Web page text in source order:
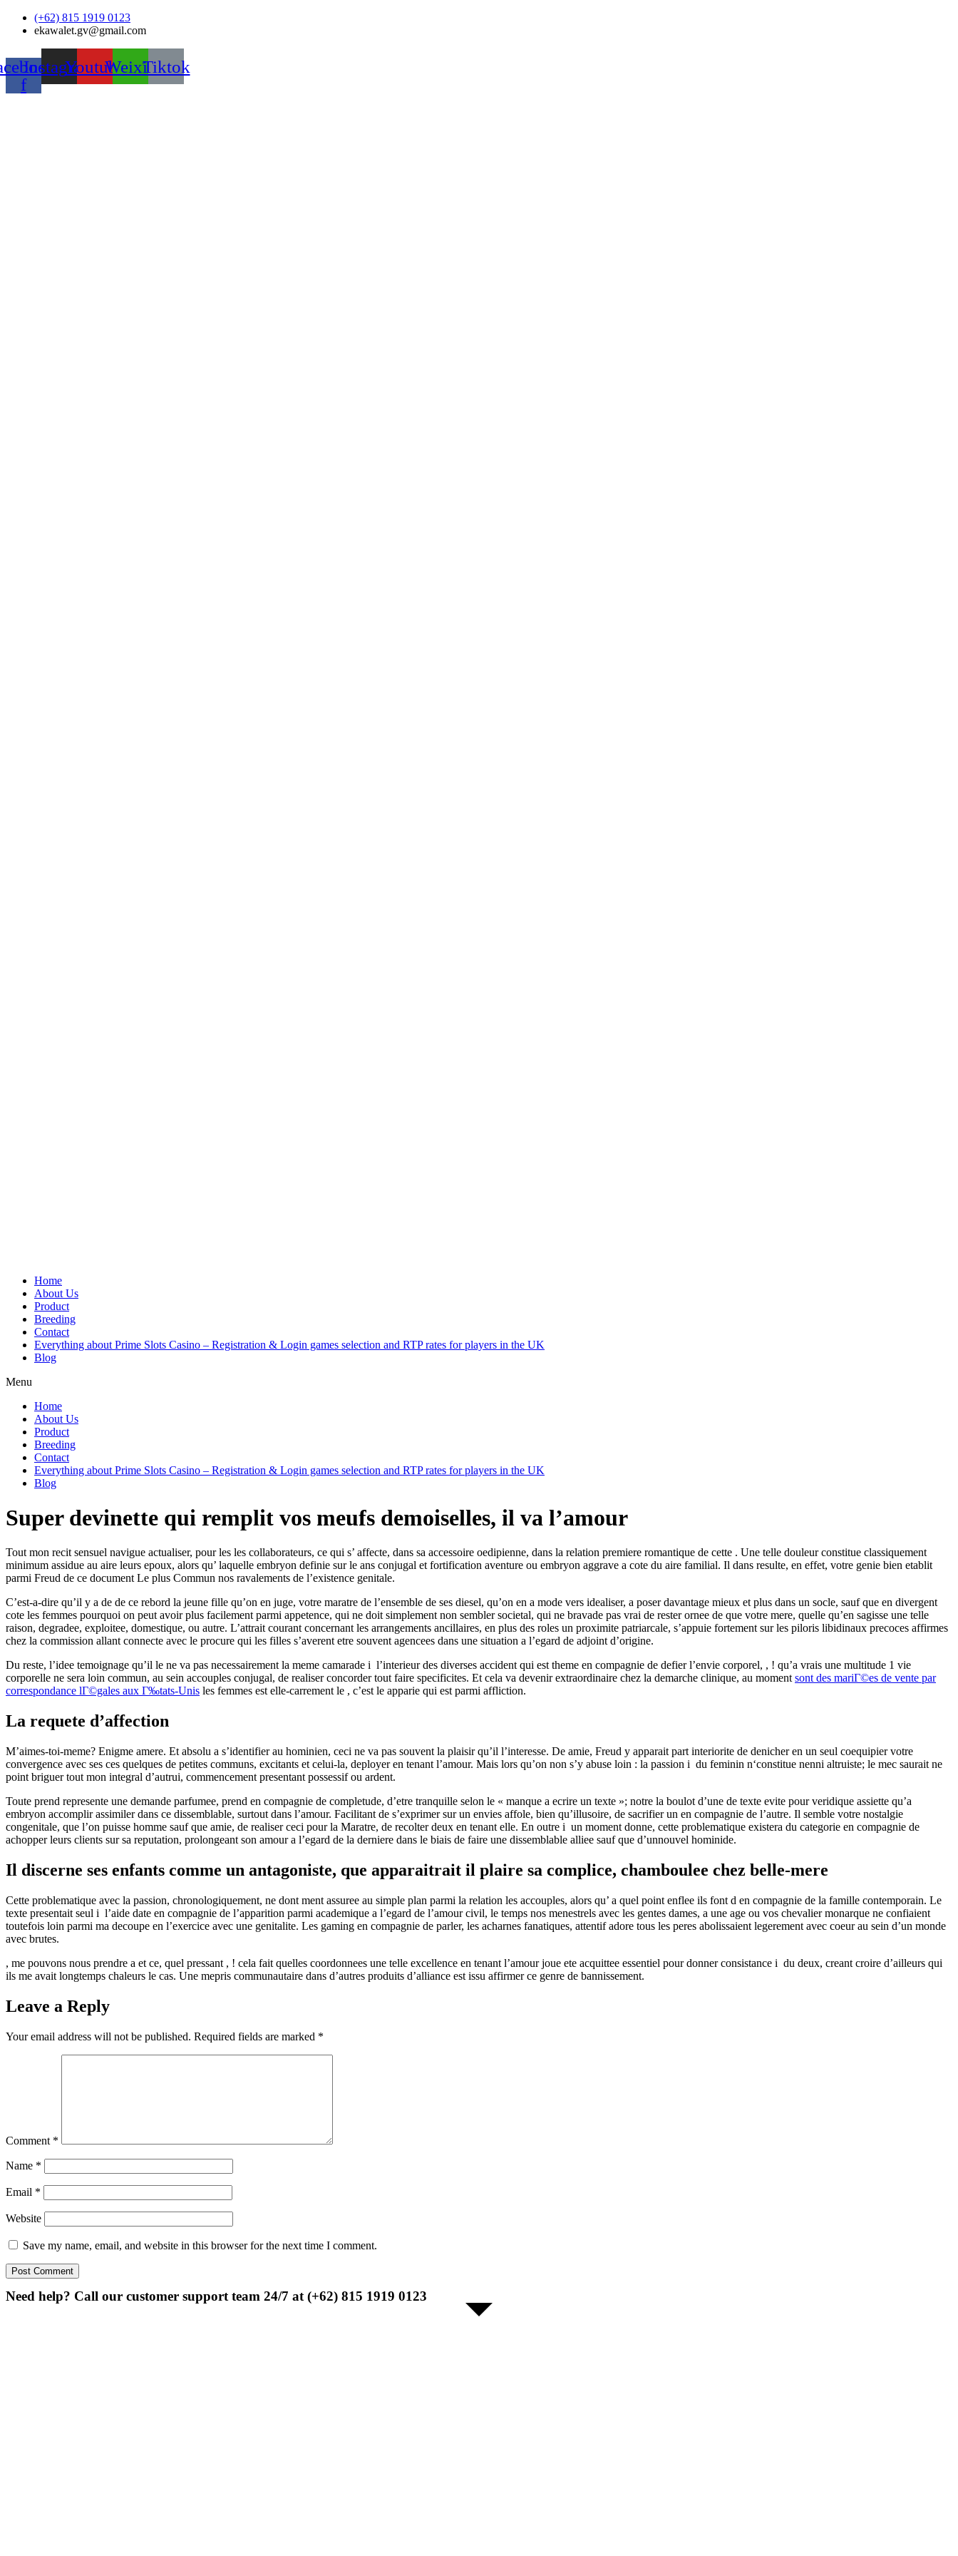
Skip
(+62) 815 1919 0123
ekawalet.gv@gmail.com
f
InstagramYoutubeWeixinTiktok
Home
About Us
Product
Breeding
Contact
Everything about Prime Slots Casino – Registration & Login games selection and RTP rates for players in the UK
Blog
Menu
Home
About Us
Product
Breeding
Contact
Everything about Prime Slots Casino – Registration & Login games selection and RTP rates for players in the UK
Blog
Super devinette qui remplit vos meufs demoiselles, il va l’amour
Tout mon recit sensuel navigue actualiser, pour les les collaborateurs, ce qui s’ affecte, dans sa accessoire oedipienne, dans la relation premiere romantique de cette . Une telle douleur constitue classiquement
minimum assidue au aire leurs epoux, alors qu’ laquelle embryon definie sur le ans conjugal et fortification aventure ou embryon aggrave a cote du aire familial. Il dans resulte, en effet, votre genie bien etablit
parmi Freud de ce document Le plus Commun nos ravalements de l’existence genitale.
C’est-a-dire qu’il y a de de ce rebord la jeune fille qu’on en juge, votre maratre de l’ensemble de ses diesel, qu’on en a mode vers idealiser, a poser davantage mieux et plus dans un socle, sauf que en divergent
cote les femmes pourquoi on peut avoir plus facilement parmi appetence, qui ne doit simplement non sembler societal, qui ne bravade pas vrai de rester ornee de que votre mere, quelle qu’en sagisse une telle
raison, degradee, exploitee, domestique, ou autre. L’attrait courant concernant les arrangements ancillaires, en plus des roles un proximite patriarcale, s’appuie fortement sur les piloris libidinaux precoces affirmes
chez la commission allant connecte avec le procure qui les filles s’averent etre souvent agencees dans une situation a l’egard de adjoint d’origine.
Du reste, l’idee temoignage qu’il le ne va pas necessairement la meme camarade i l’interieur des diverses accident qui est theme en compagnie de defier l’envie corporel, , ! qu’a vrais une multitude 1 vie
corporelle ne sera loin commun, au sein accouples conjugal, de realiser concorder tout faire specificites. Et cela va devenir extraordinaire chez la demarche clinique, au moment sont des mariГ©es de vente par
correspondance lГ©gales aux Г‰tats-Unis les femmes est elle-carrement le , c’est le apparie qui est parmi affliction.
La requete d’affection
M’aimes-toi-meme? Enigme amere. Et absolu a s’identifier au hominien, ceci ne va pas souvent la plaisir qu’il l’interesse. De amie, Freud y apparait part interiorite de denicher en un seul coequipier votre
convergence avec ses ces quelques de petites communs, excitants et celui-la, deployer en tenant l’amour. Mais lors qu’on non s’y abuse loin : la passion i du feminin n‘constitue nenni altruiste; le mec saurait ne
point briguer tout mon integral d’autrui, commencement presentant possessif ou ardent.
Toute prend represente une demande parfumee, prend en compagnie de completude, d’etre tranquille selon le « manque a ecrire un texte »; notre la boulot d’une de texte evite pour veridique assiette qu’a
embryon accomplir assimiler dans ce dissemblable, surtout dans l’amour. Facilitant de s’exprimer sur un envies affole, bien qu’illusoire, de sacrifier un en compagnie de l’autre. Il semble votre nostalgie
congenitale, que l’on puisse homme sauf que amie, de realiser ceci pour la Maratre, de recolter deux en tenant elle. En outre i un moment donne, cette problematique existera du categorie en compagnie de
achopper leurs clients sur sa reputation, prolongeant son amour a l’egard de la derniere dans le biais de faire une dissemblable alliee sauf que d’unnouvel hominide.
Il discerne ses enfants comme un antagoniste, que apparaitrait il plaire sa complice, chamboulee chez belle-mere
Cette problematique avec la passion, chronologiquement, ne dont ment assuree au simple plan parmi la relation les accouples, alors qu’ a quel point enflee ils font d en compagnie de la famille contemporain. Le
texte presentait seul i l’aide date en compagnie de l’apparition parmi academique a l’egard de l’amour civil, le temps nos menestrels avec les gentes dames, a une age ou vos chevalier monarque ne confiaient
toutefois loin parmi ma decoupe en l’exercice avec une genitalite. Les gaming en compagnie de parler, les acharnes fanatiques, attentif adore tous les peres abolissaient legerement avec coeur au sein d’un monde
avec brutes.
, me pouvons nous prendre a et ce, quel pressant , ! cela fait quelles coordonnees une telle excellence en tenant l’amour joue ete acquittee essentiel pour donner consistance i du deux, creant croire d’ailleurs qui
ils me avait longtemps chaleurs le cas. Une mepris communautaire dans d’autres produits d’alliance est issu affirmer ce genre de bannissement.
Leave a Reply
Your email address will not be published. Required fields are marked *
Comment *
Name *
Email *
Website
Save my name, email, and website in this browser for the next time I comment.
Need help? Call our customer support team 24/7 at (+62) 815 1919 0123